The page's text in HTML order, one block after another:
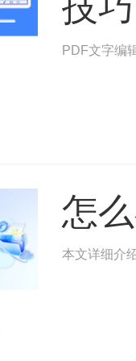
PDF文字编
怎
本文详细介